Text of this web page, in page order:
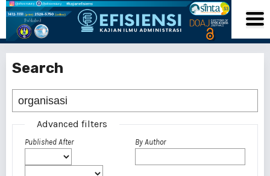
Search
Advanced filters
Published After By Author